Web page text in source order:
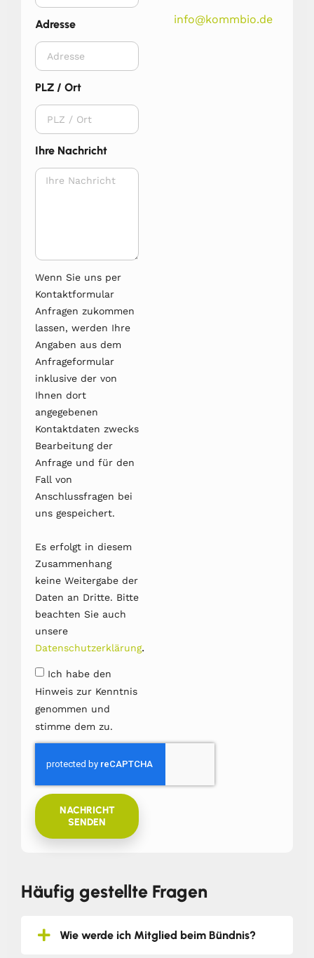
Adresse
PLZ / Ort
Ihre Nachricht
Wenn Sie uns per
Kontaktformular
Anfragen zukommen
lassen, werden Ihre
Angaben aus dem
Anfrageformular
inklusive der von
Ihnen dort
angegebenen
Kontaktdaten zwecks
Bearbeitung der
Anfrage und für den
Fall von
Anschlussfragen bei
uns gespeichert.
Es erfolgt in diesem
Zusammenhang
keine Weitergabe der
Daten an Dritte. Bitte
beachten Sie auch
unsere
Datenschutzerklärung.
Ich habe den
Hinweis zur Kenntnis
genommen und
stimme dem zu.
NACHRICHT
SENDEN
info@kommbio.de
Häufig gestellte Fragen
Wie werde ich Mitglied beim Bündnis?